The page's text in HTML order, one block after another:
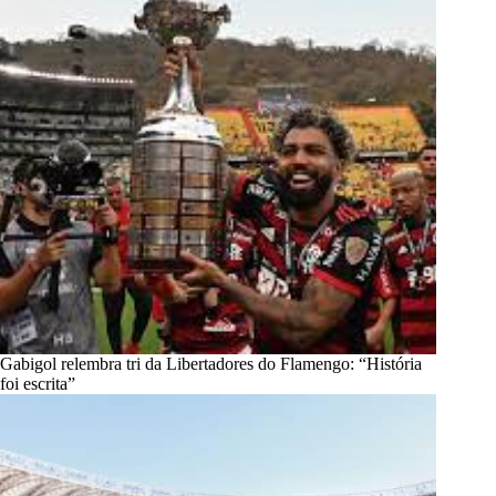
Gabigol relembra tri da Libertadores do Flamengo: “História
foi escrita”